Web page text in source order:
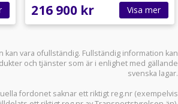
216 900 kr Visa mer
vara ofullständig. Fullständig information kan
och tjänster som är i enlighet med gällande
svenska lagar.
fordonet saknar ett riktigt reg.nr (exempelvis